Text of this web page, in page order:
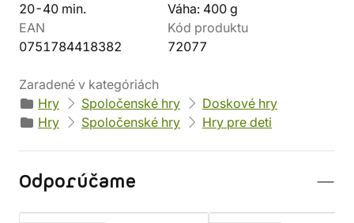
20-40 min.
Váha: 400 g
EAN
0751784418382
Kód produktu
72077
Zaradené v kategóriách
Hry
Spoločenské hry
Doskové hry
Hry
Spoločenské hry Hry pre deti
Odporúčame